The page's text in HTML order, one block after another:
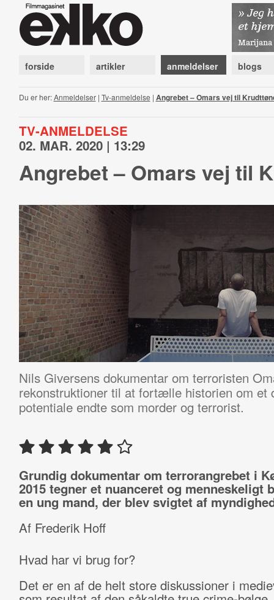
forside artikler anmeldelser blogs
Du er her:Anmeldelser| Tv-anmeldelse | Angrebet – Omars vej til
TV-ANMELDELSE
02. MAR. 2020 | 13:29
Angrebet – Omars vej til
Nils Giversens dokumentar om terroristen
rekonstruktioner til at fortælle historien om et
potentiale endte som morder og terrorist.
Grundig dokumentar om terrorangrebet i
2015 tegner et nuanceret og menneskeligt
en ung mand, der blev svigtet af
Af Frederik Hoff
Hvad har vi brug for?
Det er en af de helt store diskussioner i